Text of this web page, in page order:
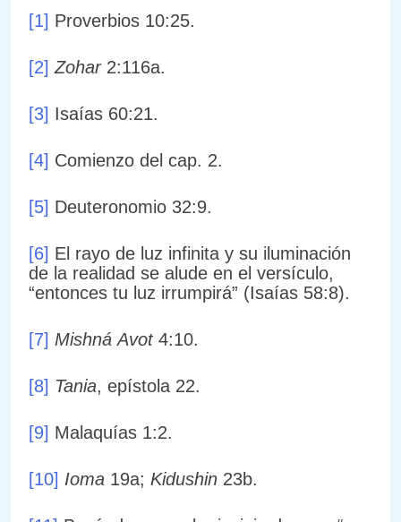
[1] Proverbios 10:25.
[2] Zohar2:116a.
[3] Isaías 60:21.
[4] Comienzo del cap. 2.
[5] Deuteronomio 32:9.
[6] El rayo de luz infinita y su iluminación
de la realidad se alude en el versículo,
“entonces tu luz irrumpirá” (Isaías 58:8).
[7] Mishná Avot4:10.
[8] Tania, epístola 22.
[9] Malaquías 1:2.
[10] Ioma 19a; Kidushin 23b.